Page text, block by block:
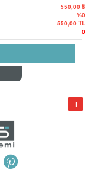
550,00 ₺
%0
550,00 TL
0
1